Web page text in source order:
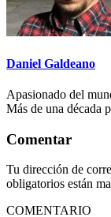
Daniel Galdeano
Apasionado del
Más de una década
Comentar
Tu dirección de
obligatorios están
COMENTARIO